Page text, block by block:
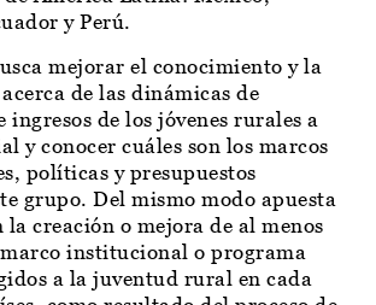
y Perú.
mejorar el conocimiento y la
de las dinámicas de
ingresos de los jóvenes rurales a
y conocer cuáles son los marcos
políticas y presupuestos
grupo. Del mismo modo apuesta
creación o mejora de al menos
institucional o programa
a la juventud rural en cada